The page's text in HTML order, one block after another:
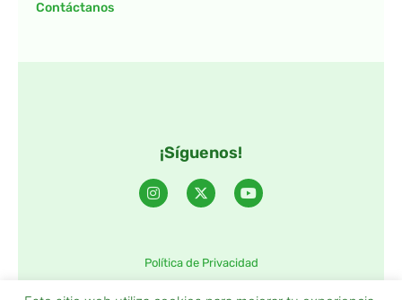
Contáctanos
¡Síguenos!
Política de Privacidad